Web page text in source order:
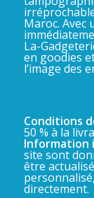
Maroc. Avec
La-
en goodies
l’image des
Conditions
50 % à la
Information
site sont
être
directement.